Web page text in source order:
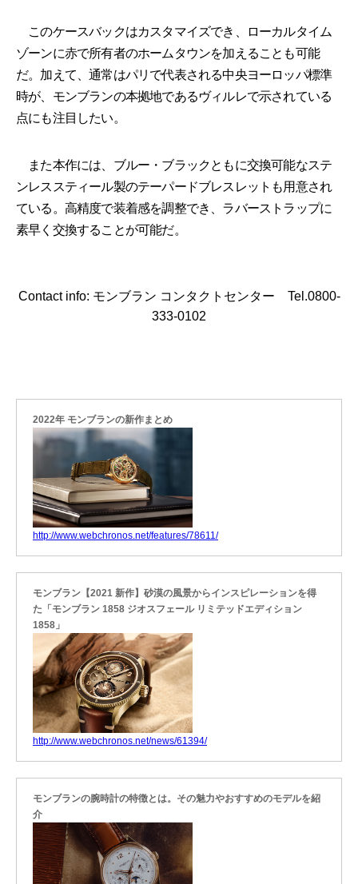
このケースバックはカスタマイズでき、ローカルタイム
ゾーンに赤で所有者のホームタウンを加えることも可能
だ。加えて、通常はパリで代表される中央ヨーロッパ標準
時が、モンブランの本拠地であるヴィルレで示されている
点にも注目したい。
また本作には、ブルー・ブラックともに交換可能なステ
ンレススティール製のテーパードブレスレットも用意され
ている。高精度で装着感を調整でき、ラバーストラップに
素早く交換することが可能だ。
Contact info: モンブラン コンタクトセンター Tel.0800-
333-0102
2022年 モンブランの新作まとめ
http://www.webchronos.net/features/78611/
モンブラン【2021 新作】砂漠の風景からインスピレーションを得
た「モンブラン 1858 ジオスフェール リミテッドエディション
1858」
http://www.webchronos.net/news/61394/
モンブランの腕時計の特徴とは。その魅力やおすすめのモデルを紹
介